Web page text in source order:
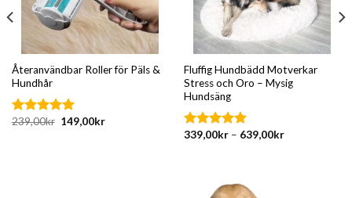
Återanvändbar Roller för Päls &
Hundhår
Betygsatt
239,00kr Det
ursprungliga
149,00krDet
Fluffig Hundbädd Motverkar
Stress och Oro – Mysig
Hundsäng
Betygsatt
339,00kr– 639,00kr